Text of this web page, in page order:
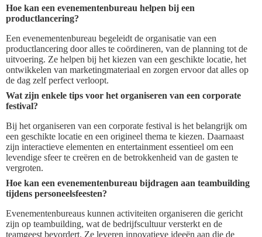
Hoe kan een evenementenbureau helpen bij een
productlancering?
Een evenementenbureau begeleidt de organisatie van een
productlancering door alles te coördineren, van de planning tot de
uitvoering. Ze helpen bij het kiezen van een geschikte locatie, het
ontwikkelen van marketingmateriaal en zorgen ervoor dat alles op
de dag zelf perfect verloopt.
Wat zijn enkele tips voor het organiseren van een corporate
festival?
Bij het organiseren van een corporate festival is het belangrijk om
een geschikte locatie en een origineel thema te kiezen. Daarnaast
zijn interactieve elementen en entertainment essentieel om een
levendige sfeer te creëren en de betrokkenheid van de gasten te
vergroten.
Hoe kan een evenementenbureau bijdragen aan teambuilding
tijdens personeelsfeesten?
Evenementenbureaus kunnen activiteiten organiseren die gericht
zijn op teambuilding, wat de bedrijfscultuur versterkt en de
teamgeest bevordert. Ze leveren innovatieve ideeën aan die de